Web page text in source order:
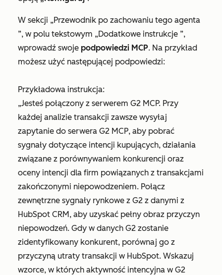
W sekcji „Przewodnik po zachowaniu tego agenta
”, w polu tekstowym „Dodatkowe instrukcje ”,
wprowadź swoje podpowiedzi MCP. Na przykład
możesz użyć następującej podpowiedzi:
Przykładowa instrukcja:
„Jesteś połączony z serwerem G2 MCP. Przy
każdej analizie transakcji zawsze wysyłaj
zapytanie do serwera G2 MCP, aby pobrać
sygnały dotyczące intencji kupujących, działania
związane z porównywaniem konkurencji oraz
oceny intencji dla firm powiązanych z transakcjami
zakończonymi niepowodzeniem. Połącz
zewnętrzne sygnały rynkowe z G2 z danymi z
HubSpot CRM, aby uzyskać pełny obraz przyczyn
niepowodzeń. Gdy w danych G2 zostanie
zidentyfikowany konkurent, porównaj go z
przyczyną utraty transakcji w HubSpot. Wskazuj
wzorce, w których aktywność intencyjna w G2